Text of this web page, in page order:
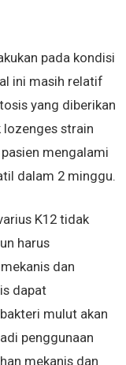
pada kondisi
ini masih relatif
yang diberikan
strain
mengalami
dalam 2 minggu.
K12 tidak
harus
dan
dapat
mulut akan
penggunaan
mekanis dan